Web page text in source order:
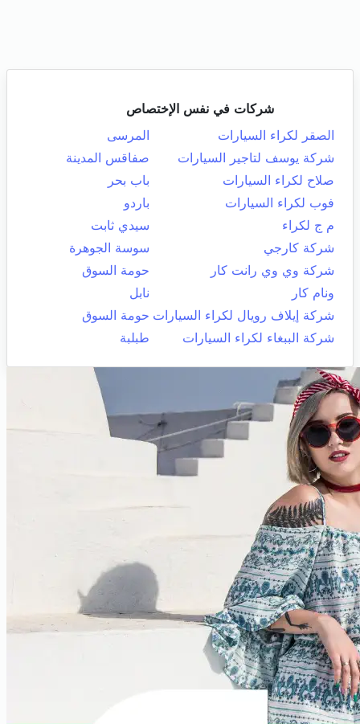
شركات في نفس الإختصاص
الصقر لكراء السيارات
المرسى
شركة يوسف لتاجير السيارات
صفاقس المدينة
صلاح لكراء السيارات
باب بحر
فوب لكراء السيارات
باردو
م ج لكراء
سيدي ثابت
شركة كارجي
سوسة الجوهرة
شركة وي وي رانت كار
حومة السوق
ونام كار
نابل
شركة إيلاف رويال لكراء السيارات حومة السوق
شركة الببغاء لكراء السيارات
طبلبة